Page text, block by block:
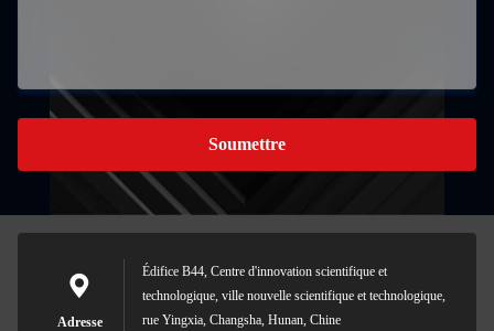
Soumettre
Adresse
Édifice B44, Centre d'innovation scientifique et
technologique, ville nouvelle scientifique et technologique,
rue Yingxia, Changsha, Hunan, Chine